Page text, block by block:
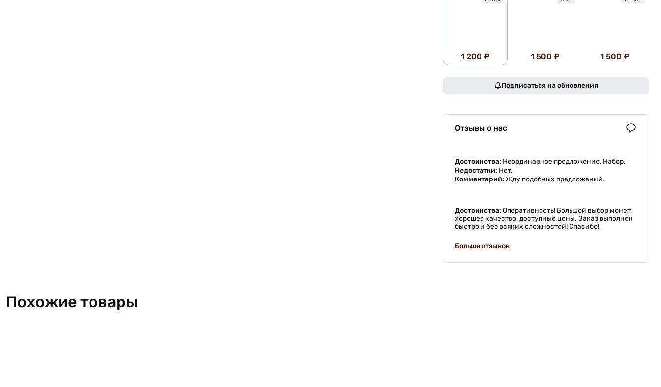
1 200 ₽ 1 500 ₽ 1 500 ₽
Подписаться на обновления
Отзывы о нас
Достоинства: Неординарное предложение. Набор.
Недостатки: Нет.
Комментарий: Жду подобных предложений.
Достоинства: Оперативность! Большой выбор монет,
хорошее качество, доступные цены. Заказ выполнен
быстро и без всяких сложностей! Спасибо!
Больше отзывов
Похожие товары